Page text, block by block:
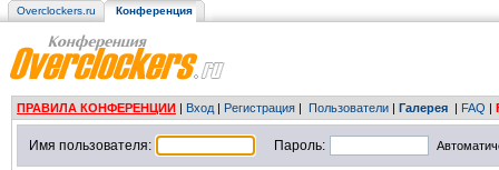
Overclockers.ru Конференция
ПРАВИЛА КОНФЕРЕНЦИИ | Вход | Регистрация | Пользователи | Галерея | FAQ |
Имя пользователя: Пароль: